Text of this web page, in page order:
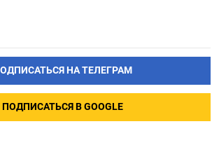
НА ТЕЛЕГРАМ
ПОДПИСАТЬСЯ В GOOGLE